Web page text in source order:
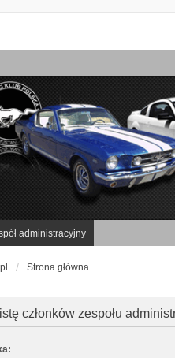
administracyjny
Strona główna
członków zespołu